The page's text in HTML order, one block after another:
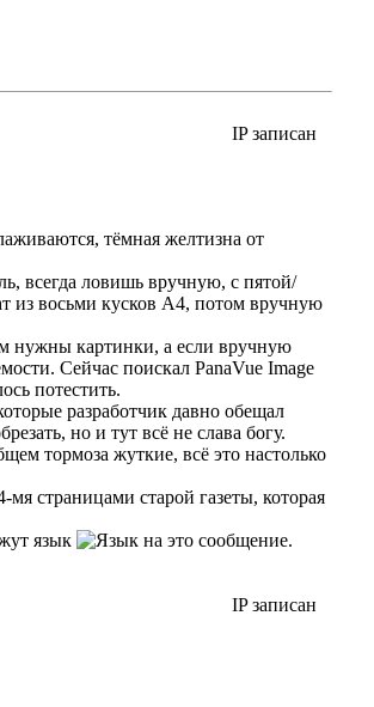
IP записан
тёмная желтизна от
всегда ловишь вручную, с пятой/
из восьми кусков А4, потом вручную
нужны картинки, а если вручную
Сейчас поискал PanaVue Image
потестить.
разработчик давно обещал
но и тут всё не слава богу.
тормоза жуткие, всё это настолько
страницами старой газеты, которая
язык
на это сообщение.
IP записан